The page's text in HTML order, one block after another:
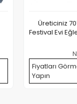
Üreticiniz
Festival Evi
Fiyatları
Yapın